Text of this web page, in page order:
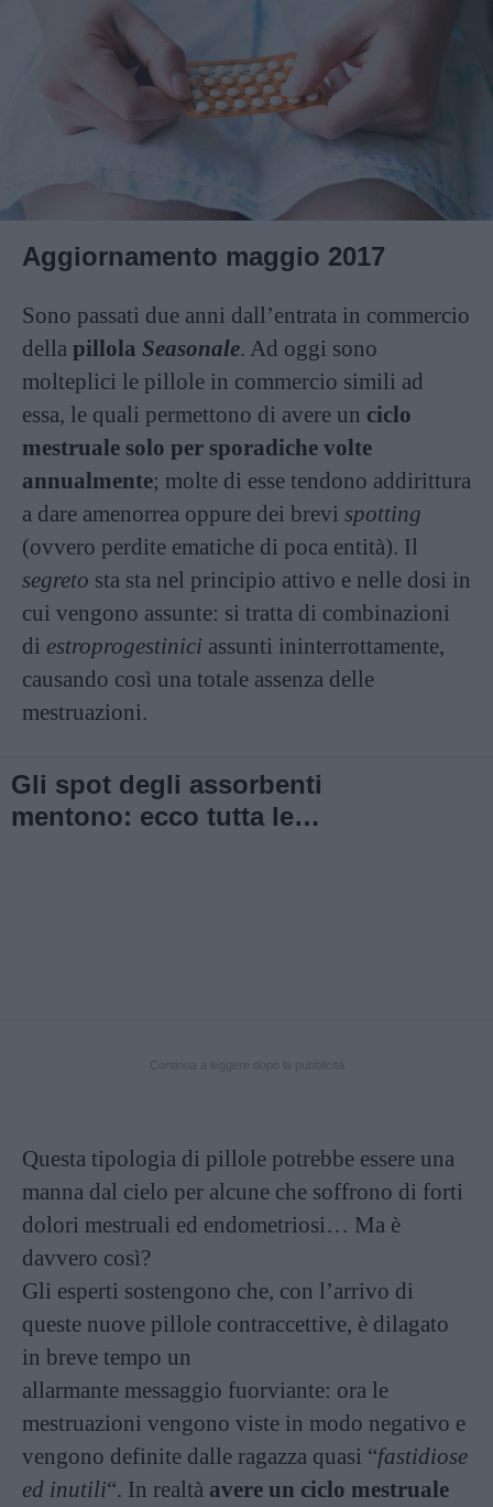
Aggiornamento maggio 2017
Sono passati due anni dall’entrata in commercio
della pillola Seasonale. Ad oggi sono
molteplici le pillole in commercio simili ad
essa, le quali permettono di avere un ciclo
mestruale solo per sporadiche volte
annualmente; molte di esse tendono addirittura
a dare amenorrea oppure dei brevi spotting
(ovvero perdite ematiche di poca entità). Il
segreto sta sta nel principio attivo e nelle dosi in
cui vengono assunte: si tratta di combinazioni
di estroprogestinici assunti ininterrottamente,
causando così una totale assenza delle
mestruazioni.
Gli spot degli assorbenti
mentono: ecco tutta le
Questa tipologia di pillole potrebbe essere una
manna dal cielo per alcune che soffrono di forti
dolori mestruali ed endometriosi… Ma è
davvero così?
Gli esperti sostengono che, con l’arrivo di
queste nuove pillole contraccettive, è dilagato
in breve tempo un
allarmante messaggio fuorviante: ora le
mestruazioni vengono viste in modo negativo e
vengono definite dalle ragazza quasi “fastidiose
ed inutili“. In realtà avere un ciclo mestruale